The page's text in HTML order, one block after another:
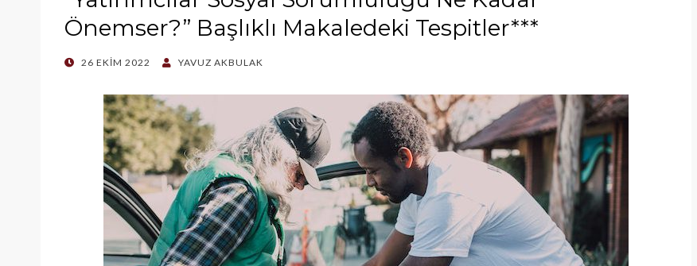
Önemser?” Başlıklı Makaledeki Tespitler***
POSTED
26 EKIM 2022 YAVUZ AKBULAK